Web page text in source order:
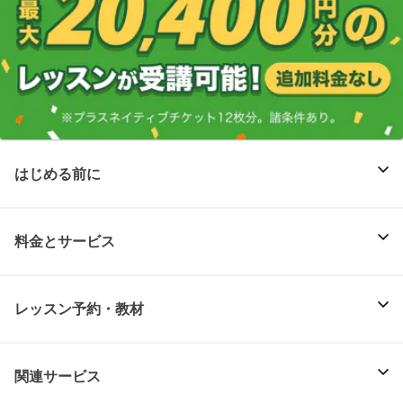
はじめる前に
料金とサービス
レッスン予約・教材
関連サービス